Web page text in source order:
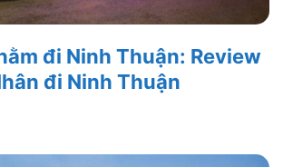
đi Ninh Thuận: Review
đi Ninh Thuận